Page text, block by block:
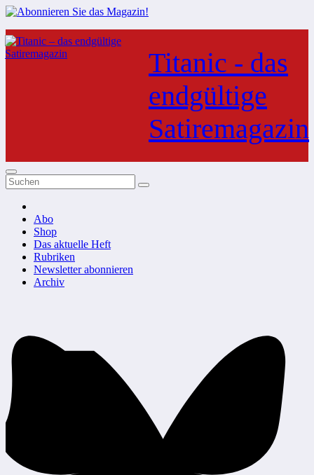
Zum
Inhalt
springen
Titanic - das
endgültige
Satiremagazin
Abo
Shop
Das aktuelle Heft
Rubriken
Newsletter abonnieren
Archiv